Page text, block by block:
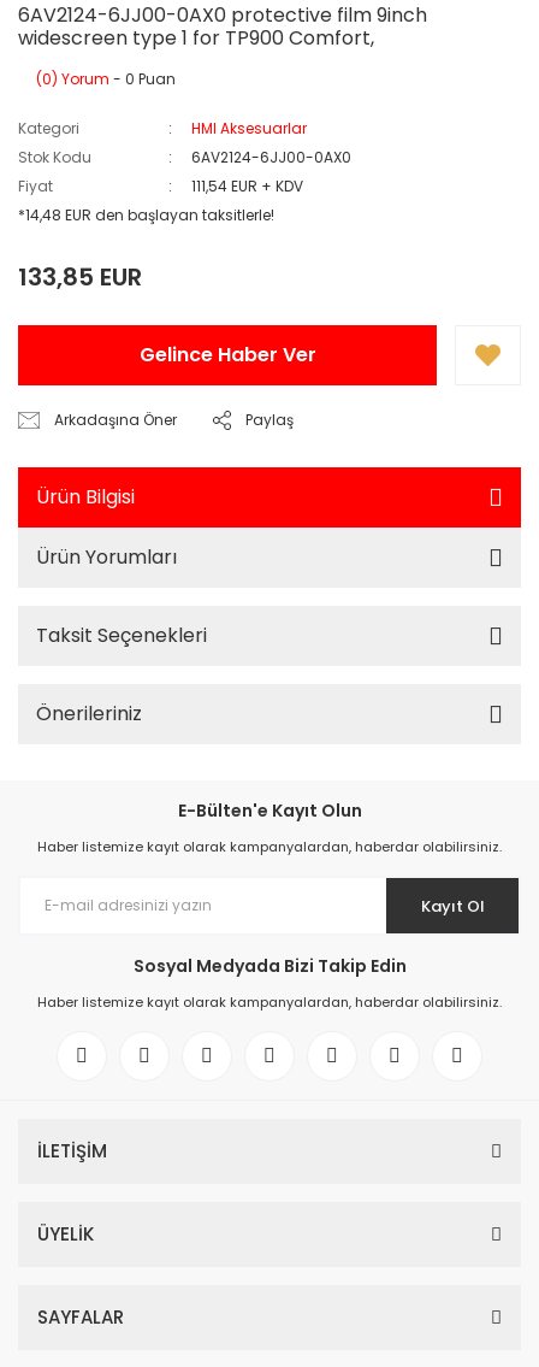
6AV2124-6JJ00-0AX0 protective film 9inch
widescreen type 1 for TP900 Comfort,
(0) Yorum - 0 Puan
Kategori
HMI Aksesuarlar
Stok Kodu
6AV2124-6JJ00-0AX0
Fiyat
111,54 EUR + KDV
*14,48 EUR den başlayan taksitlerle!
133,85 EUR
Gelince Haber Ver
Arkadaşına Öner Paylaş
Ürün Bilgisi
Ürün Yorumları
Taksit Seçenekleri
Önerileriniz
E-Bülten'e Kayıt Olun
Haber listemize kayıt olarak kampanyalardan, haberdar olabilirsiniz.
Kayıt Ol
Sosyal Medyada Bizi Takip Edin
Haber listemize kayıt olarak kampanyalardan, haberdar olabilirsiniz.
İLETİŞİM
ÜYELİK
SAYFALAR